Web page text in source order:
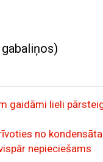
gaidāmi lieli
no kondensāta
nepieciešams